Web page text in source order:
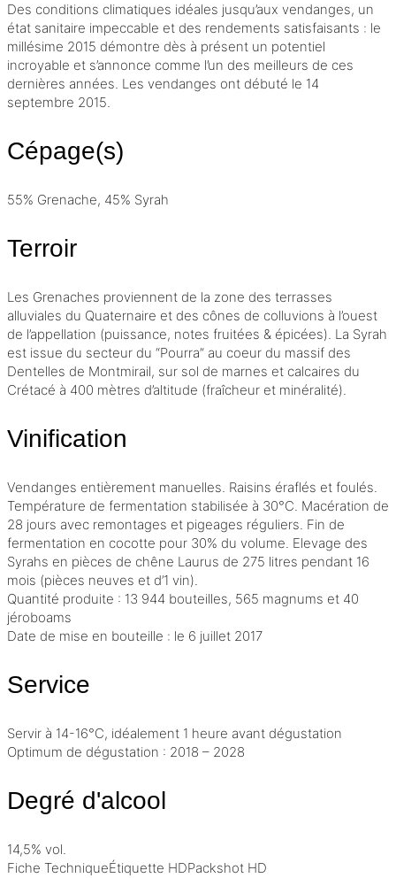
Des conditions climatiques idéales jusqu’aux vendanges, un
état sanitaire impeccable et des rendements satisfaisants : le
millésime 2015 démontre dès à présent un potentiel
incroyable et s’annonce comme l’un des meilleurs de ces
dernières années. Les vendanges ont débuté le 14
septembre 2015.
Cépage(s)
55% Grenache, 45% Syrah
Terroir
Les Grenaches proviennent de la zone des terrasses
alluviales du Quaternaire et des cônes de colluvions à l’ouest
de l’appellation (puissance, notes fruitées & épicées). La Syrah
est issue du secteur du “Pourra” au coeur du massif des
Dentelles de Montmirail, sur sol de marnes et calcaires du
Crétacé à 400 mètres d’altitude (fraîcheur et minéralité).
Vinification
Vendanges entièrement manuelles. Raisins éraflés et foulés.
Température de fermentation stabilisée à 30°C. Macération de
28 jours avec remontages et pigeages réguliers. Fin de
fermentation en cocotte pour 30% du volume. Elevage des
Syrahs en pièces de chêne Laurus de 275 litres pendant 16
mois (pièces neuves et d’1 vin).
Quantité produite : 13 944 bouteilles, 565 magnums et 40
jéroboams
Date de mise en bouteille : le 6 juillet 2017
Service
Servir à 14-16°C, idéalement 1 heure avant dégustation
Optimum de dégustation : 2018 – 2028
Degré d'alcool
14,5% vol.
Fiche TechniqueÉtiquette HDPackshot HD